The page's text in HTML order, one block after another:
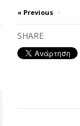
« Previous ×
SHARE